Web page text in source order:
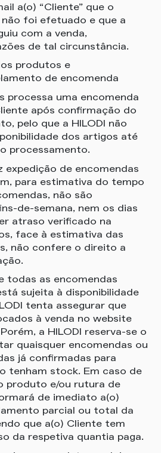
a(o) “Cliente” que o
foi efetuado e que a
com a venda,
de tal circunstância.
produtos e
de encomenda
processa uma encomenda
após confirmação do
pelo que a HILODI não
dos artigos até
processamento.
expedição de encomendas
para estimativa do tempo
não são
de-semana, nem os dias
atraso verificado na
face à estimativa das
não confere o direito a
todas as encomendas
sujeita à disponibilidade
tenta assegurar que
à venda no website
a HILODI reserva-se o
quaisquer encomendas ou
já confirmadas para
tenham stock. Em caso de
produto e/ou rutura de
de imediato a(o)
parcial ou total da
que a(o) Cliente tem
da respetiva quantia paga.